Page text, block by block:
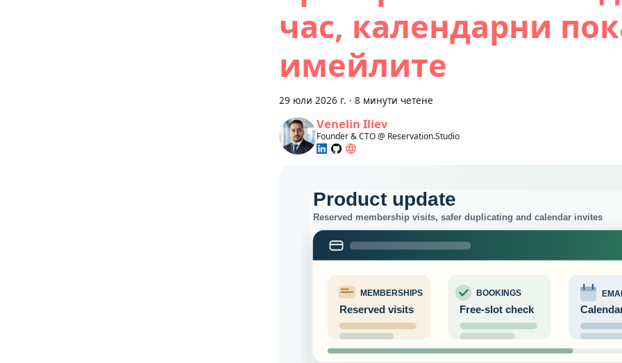
час, календарни
имейлите
29 юли 2026 г. · 8 минути четене
Venelin Iliev
Founder & CTO @ Reservation.Studio